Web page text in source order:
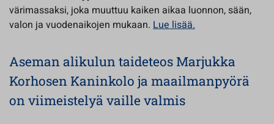
värimassaksi, joka muuttuu kaiken aikaa luonnon, sään,
valon ja vuodenaikojen mukaan. Lue lisää.
Aseman alikulun taideteos Marjukka
Korhosen Kaninkolo ja maailmanpyörä
on viimeistelyä vaille valmis